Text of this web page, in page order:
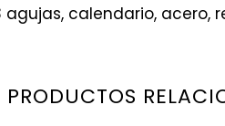
calendario,
PRODUCTOS